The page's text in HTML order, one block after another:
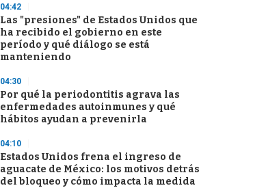
04:42
Las "presiones" de Estados Unidos que
ha recibido el gobierno en este
período y qué diálogo se está
manteniendo
04:30
Por qué la periodontitis agrava las
enfermedades autoinmunes y qué
hábitos ayudan a prevenirla
04:10
Estados Unidos frena el ingreso de
aguacate de México: los motivos detrás
del bloqueo y cómo impacta la medida